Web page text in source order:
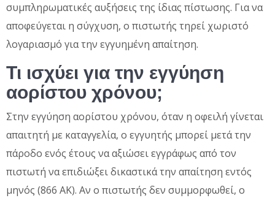
συμπληρωματικές αυξήσεις της ίδιας πίστωσης. Για να
αποφεύγεται η σύγχυση, ο πιστωτής τηρεί χωριστό
λογαριασμό για την εγγυημένη απαίτηση.
Τι ισχύει για την εγγύηση
αορίστου χρόνου;
Στην εγγύηση αορίστου χρόνου, όταν η οφειλή γίνεται
απαιτητή με καταγγελία, ο εγγυητής μπορεί μετά την
πάροδο ενός έτους να αξιώσει εγγράφως από τον
πιστωτή να επιδιώξει δικαστικά την απαίτηση εντός
μηνός (866 ΑΚ). Αν ο πιστωτής δεν συμμορφωθεί, ο